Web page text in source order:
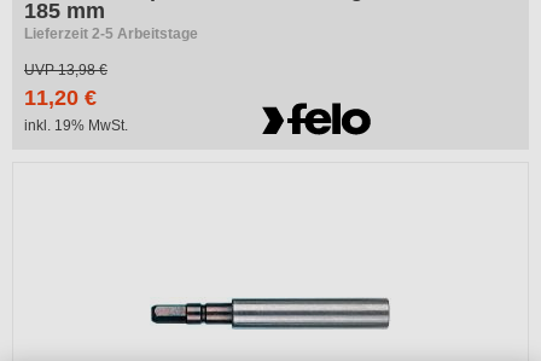
185 mm
Lieferzeit 2-5 Arbeitstage
UVP13,98 €
11,20 €
inkl. 19% MwSt.